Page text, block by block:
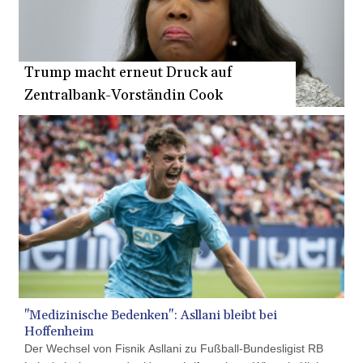
DZD
153.587771
EGP 57.609419
ERN 17.330971
ETB
185.985596
FJD 2.552261
FKP 0.857019
GBP 0.856098
GEL 3.015386
GGP 0.857019
GHS 13.519372
GIP 0.857019
GMD
84.920858
GNF
10120.260724
GTQ 8.791676
241.024009
Trump macht erneut Druck auf
Zentralbank-Vorständin Cook
"Medizinische Bedenken": Asllani bleibt bei
Hoffenheim
Der Wechsel von Fisnik Asllani zu Fußball-Bundesligist RB